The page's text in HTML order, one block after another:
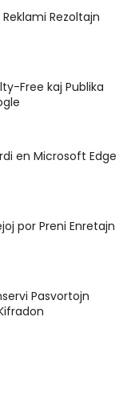
Rezoltajn
Free kaj Publika
en Microsoft Edge
por Preni Enretajn
Pasvortojn